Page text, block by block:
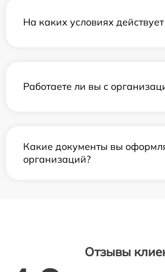
На каких условиях
Работаете ли вы с
Какие документы вы
организаций?
Отзывы